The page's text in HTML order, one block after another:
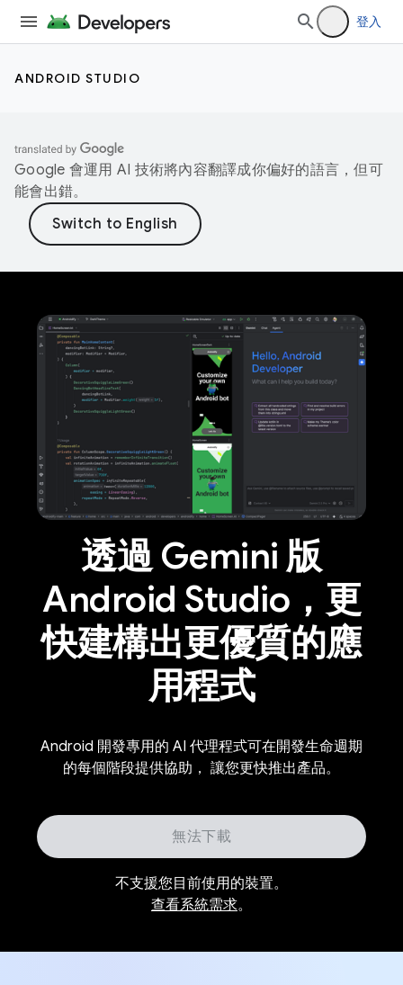
登入
ANDROID STUDIO
Google 會運用 AI 技術將內容翻譯成你偏好的語言，但可
能會出錯。
透過 Gemini 版
Android Studio，更
快建構出更優質的應
用程式
Android 開發專用的 AI 代理程式可在開發生命週期
的每個階段提供協助， 讓您更快推出產品。
無法下載
不支援您目前使用的裝置。
查看系統需求。